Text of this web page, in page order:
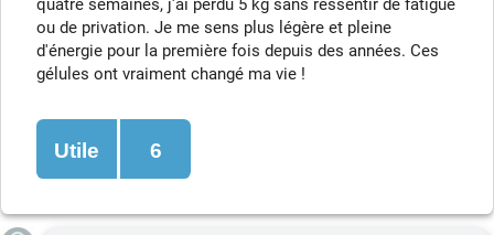
quatre semaines, j'ai perdu 5 kg sans ressentir de fatigue
ou de privation. Je me sens plus légère et pleine
d'énergie pour la première fois depuis des années. Ces
gélules ont vraiment changé ma vie !
Utile 6